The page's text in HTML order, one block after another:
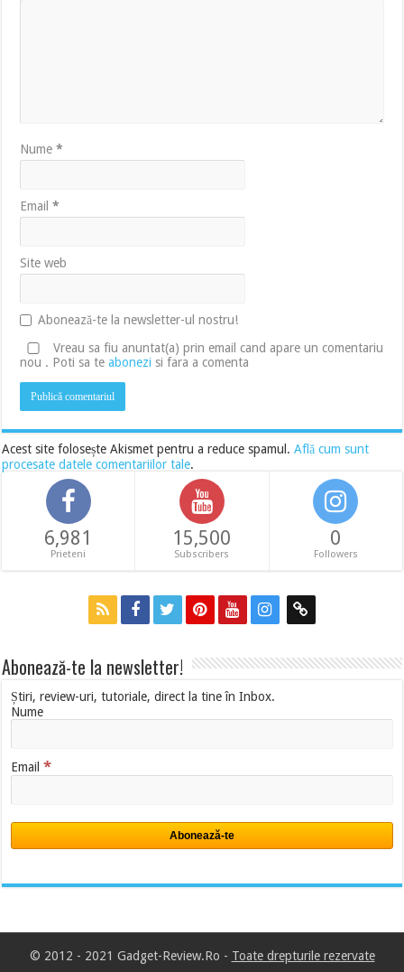
Nume*
Email*
Site web
Abonează-te la newsletter-ul nostru!
Vreau sa fiu anuntat(a) prin email cand apare un comentariu
nou . Poti sa teabonezi si fara a comenta
Acest site folosește Akismet pentru a reduce spamul.Află cum sunt
procesate datele comentariilor tale.
6,981
Prieteni
15,500
Subscribers
0
Followers
Abonează-te la newsletter!
Știri, review-uri, tutoriale, direct la tine în Inbox.
Nume
Email*
© 2012 - 2021 Gadget-Review.Ro - Toate drepturile rezervate